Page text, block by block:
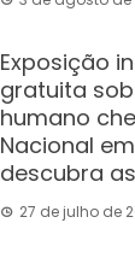
Exposição
gratuita
humano
Nacional
descubra
27 de julho de